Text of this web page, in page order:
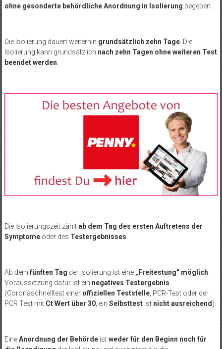
ohne gesonderte behördliche Anordnung in Isolierung begeben.
Die Isolierung dauert weiterhin grundsätzlich zehn Tage. Die
Isolierung kann grundsätzlich nach zehn Tagen ohne weiteren Test
beendet werden
Die Isolierungszeit zähltab dem Tag des ersten Auftretens der
Symptomeoder des Testergebnisses
Ab dem fünften Tag der Isolierung ist eine „Freitestung“ möglich
Voraussetzung dafür ist ein negatives Testergebnis
(Coronaschnelltest einer offiziellen Teststelle, PCR-Test oder der
PCR Test mit Ct Wert über 30, ein Selbsttestist nicht ausreichend).
EineAnordnung der Behördeistweder für den Beginn noch für